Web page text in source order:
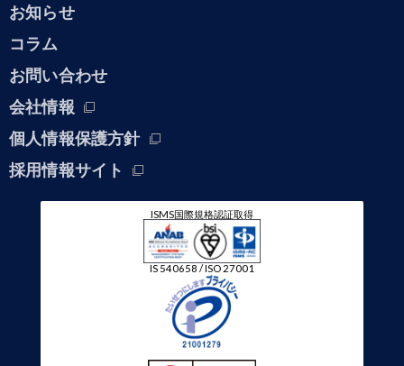
お知らせ
コラム
お問い合わせ
会社情報
個人情報保護方針
採用情報サイト
ISMS国際規格認証取得
IS 540658 / ISO 27001